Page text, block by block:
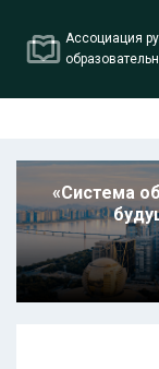
Ассоциация
«Система